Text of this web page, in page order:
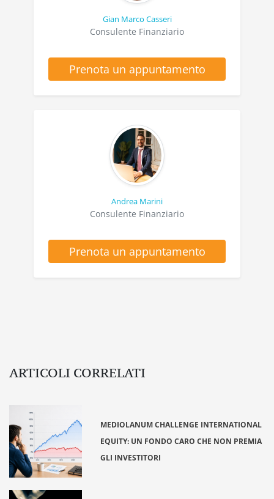
Gian Marco Casseri
Consulente Finanziario
Prenota un appuntamento
Andrea Marini
Consulente Finanziario
Prenota un appuntamento
ARTICOLI CORRELATI
MEDIOLANUM CHALLENGE INTERNATIONAL
EQUITY: UN FONDO CARO CHE NON PREMIA
GLI INVESTITORI